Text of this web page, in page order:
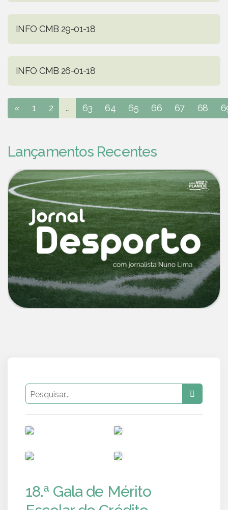
INFO CMB 29-01-18
INFO CMB 26-01-18
« 1 2 ... 63 64 65 66 67 68
Lançamentos Recentes
18.ª Gala de Mérito